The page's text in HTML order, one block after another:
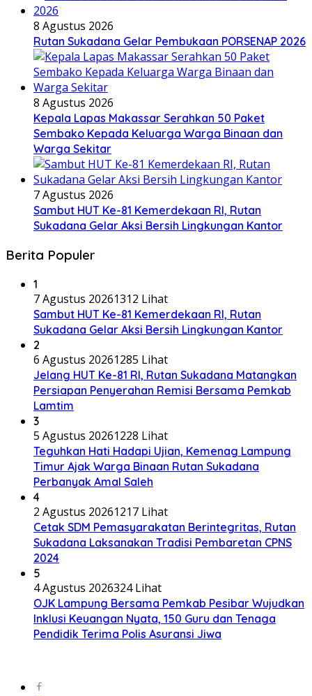
8 Agustus 2026
Rutan Sukadana Gelar Pembukaan PORSENAP 2026
8 Agustus 2026
Kepala Lapas Makassar Serahkan 50 Paket
Sembako Kepada Keluarga Warga Binaan dan
Warga Sekitar
7 Agustus 2026
Sambut HUT Ke-81 Kemerdekaan RI, Rutan
Sukadana Gelar Aksi Bersih Lingkungan Kantor
Berita Populer
1
7 Agustus 20261312 Lihat
Sambut HUT Ke-81 Kemerdekaan RI, Rutan
Sukadana Gelar Aksi Bersih Lingkungan Kantor
2
6 Agustus 20261285 Lihat
Jelang HUT Ke-81 RI, Rutan Sukadana Matangkan
Persiapan Penyerahan Remisi Bersama Pemkab
Lamtim
3
5 Agustus 20261228 Lihat
Teguhkan Hati Hadapi Ujian, Kemenag Lampung
Timur Ajak Warga Binaan Rutan Sukadana
Perbanyak Amal Saleh
4
2 Agustus 20261217 Lihat
Cetak SDM Pemasyarakatan Berintegritas, Rutan
Sukadana Laksanakan Tradisi Pembaretan CPNS
2024
5
4 Agustus 2026324 Lihat
OJK Lampung Bersama Pemkab Pesibar Wujudkan
Inklusi Keuangan Nyata, 150 Guru dan Tenaga
Pendidik Terima Polis Asuransi Jiwa